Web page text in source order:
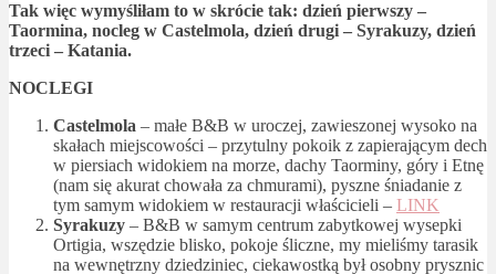
Tak więc wymyśliłam to w skrócie tak: dzień pierwszy –
Taormina, nocleg w Castelmola, dzień drugi – Syrakuzy, dzień
trzeci – Katania.
NOCLEGI
Castelmola – małe B&B w uroczej, zawieszonej wysoko na
skałach miejscowości – przytulny pokoik z zapierającym dech
w piersiach widokiem na morze, dachy Taorminy, góry i Etnę
(nam się akurat chowała za chmurami), pyszne śniadanie z
tym samym widokiem w restauracji właścicieli – LINK
Syrakuzy – B&B w samym centrum zabytkowej wysepki
Ortigia, wszędzie blisko, pokoje śliczne, my mieliśmy tarasik
na wewnętrzny dziedziniec, ciekawostką był osobny prysznic